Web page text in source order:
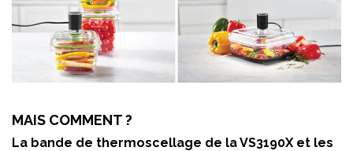
MAIS COMMENT ?
La bande de thermoscellage de la VS3190X et les